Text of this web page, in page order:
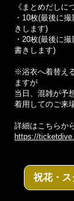
《まとめだしに
・10枚(最後に
きします)
・20枚(最後に
書きします)
※浴衣へ着替え
ますが
当日、混雑が予
着用してのご来
詳細はこちらか
https://
祝花・ス